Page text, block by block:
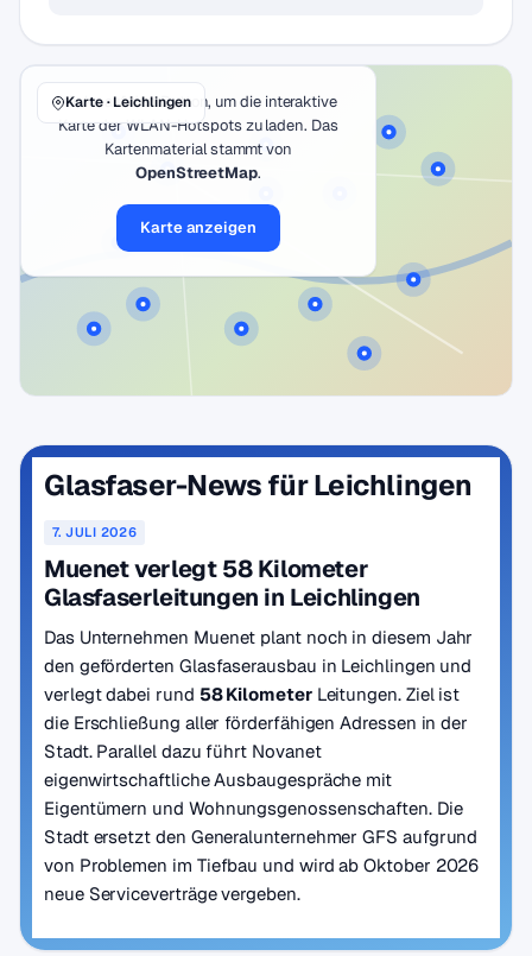
Klicke auf den Button, um die interaktive
Karte der WLAN-Hotspots zu laden. Das
Kartenmaterial stammt von
OpenStreetMap.
Karte anzeigen
Karte · Leichlingen
Glasfaser-News für Leichlingen
7. JULI 2026
Muenet verlegt 58 Kilometer
Glasfaserleitungen in Leichlingen
Das Unternehmen Muenet plant noch in diesem Jahr
den geförderten Glasfaserausbau in Leichlingen und
verlegt dabei rund 58 KilometerLeitungen. Ziel ist
die Erschließung aller förderfähigen Adressen in der
Stadt. Parallel dazu führt Novanet
eigenwirtschaftliche Ausbaugespräche mit
Eigentümern und Wohnungsgenossenschaften. Die
Stadt ersetzt den Generalunternehmer GFS aufgrund
von Problemen im Tiefbau und wird ab Oktober 2026
neue Serviceverträge vergeben.